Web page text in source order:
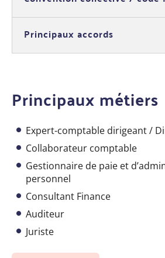
Principaux accords
Principaux métiers
Expert-comptable dirigeant /
Collaborateur comptable
Gestionnaire de paie et
personnel
Consultant Finance
Auditeur
Juriste